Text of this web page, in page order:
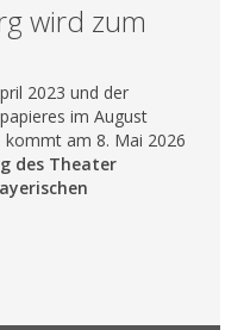
wird zum
2023 und der
im August
kommt am 8. Mai 2026
des Theater